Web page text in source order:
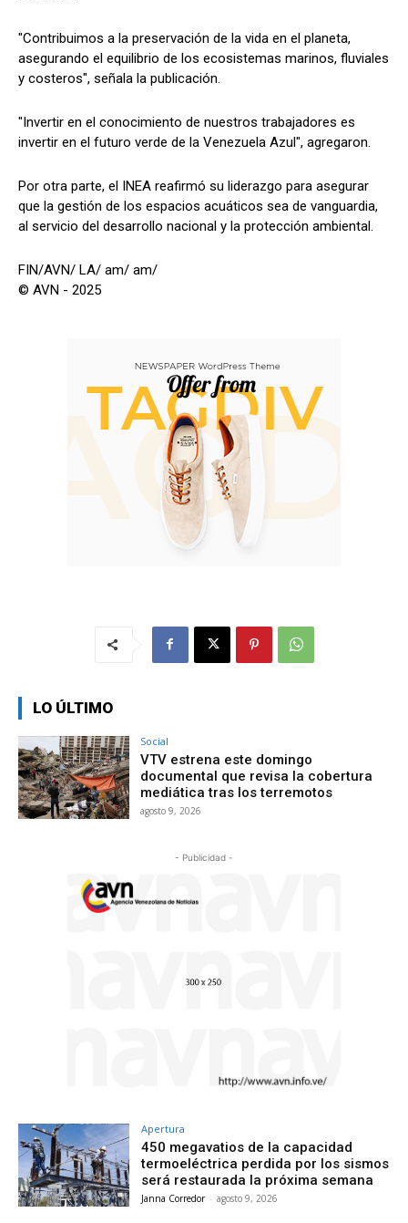
"Contribuimos a la preservación de la vida en el planeta,
asegurando el equilibrio de los ecosistemas marinos, fluviales
y costeros", señala la publicación.
"Invertir en el conocimiento de nuestros trabajadores es
invertir en el futuro verde de la Venezuela Azul", agregaron.
Por otra parte, el INEA reafirmó su liderazgo para asegurar
que la gestión de los espacios acuáticos sea de vanguardia,
al servicio del desarrollo nacional y la protección ambiental.
FIN/AVN/ LA/ am/ am/
© AVN - 2025
LO ÚLTIMO
Social
VTV estrena este domingo
documental que revisa la cobertura
mediática tras los terremotos
agosto 9, 2026
- Publicidad -
Apertura
450 megavatios de la capacidad
termoeléctrica perdida por los sismos
será restaurada la próxima semana
Janna Corredor - agosto 9, 2026